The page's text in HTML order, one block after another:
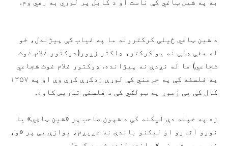
د شین ټاغي ځینې کرکترونه ما په غیاب کې پیژندل، خو
له هغې ډلې نه یو کرکتر، ډاکتر زړور(دوکتور غلام غوث
شجاعي) ما له نږدې نه پیژانده. ډوکتور غلام غوث شجاعي
په فلسفه کې په جرمني کې لوړې زدکړې کړې وې او په ۱۳۵۷
کال کې یې زموږ په ټولګي کې د فلسفې تدریس کاوه.
زه په خپله دې لیکنه کې د شپون صاحب پر «شین ټاغِي» یا
نورو آثارو او لیکنو باندې نه غږیږم، یوازې یې پر «و،